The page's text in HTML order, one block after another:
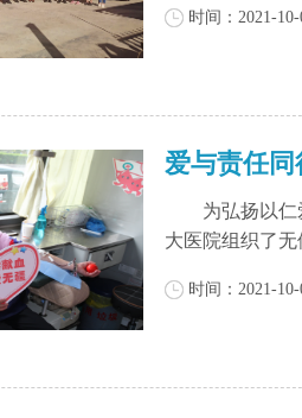
时间：2021-10-
爱与责任
为弘扬以仁爱
大医院组织了
时间：2021-10-